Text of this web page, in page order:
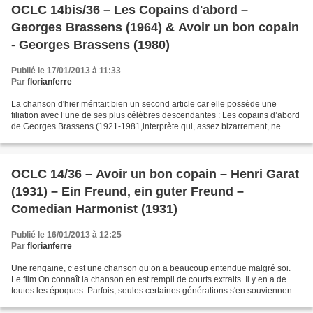
OCLC 14bis/36 – Les Copains d'abord –
Georges Brassens (1964) & Avoir un bon copain
- Georges Brassens (1980)
Publié le 17/01/2013 à 11:33
Par florianferre
La chanson d'hier méritait bien un second article car elle possède une
filiation avec l’une de ses plus célèbres descendantes : Les copains d’abord
de Georges Brassens (1921-1981,interprète qui, assez bizarrement, ne
OCLC 14/36 – Avoir un bon copain – Henri Garat
(1931) – Ein Freund, ein guter Freund –
Comedian Harmonist (1931)
Publié le 16/01/2013 à 12:25
Par florianferre
Une rengaine, c’est une chanson qu’on a beaucoup entendue malgré soi.
Le film On connaît la chanson en est rempli de courts extraits. Il y en a de
toutes les époques. Parfois, seules certaines générations s'en souviennent.